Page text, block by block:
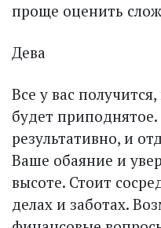
проще оценить
Дева
Все у вас
будет
результативно, и
Ваше обаяние и
высоте. Стоит
делах и заботах.